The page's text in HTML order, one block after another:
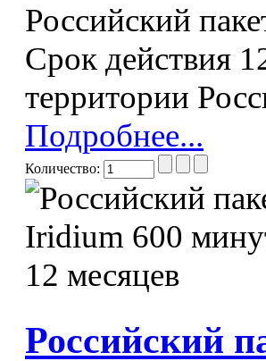
Российский
Срок действия
территории
Подробнее...
Количество:
Российский